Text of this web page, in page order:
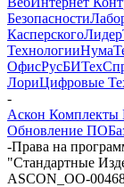
Безопасности
Касперского
Технологии
ОфисРусБИТех
ЛориЦифровые
-
Аскон
Обновление ПО
-Права на
"Стандартные
ASCON_ОО-